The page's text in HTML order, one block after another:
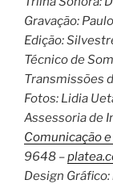
Gravação:
Edição:
Técnico de
Transmissões
Fotos: Lidia
Assessoria de
Comunicação
9648 –
Design